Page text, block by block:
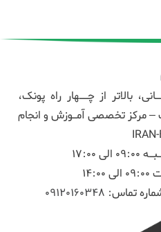
بالاتر از چــهار راه پونک،
۵۹ واحد یک – مرکز تخصصی آمـوزش و انجام
تماس: 09120160348